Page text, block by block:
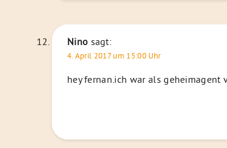
Nino sagt:
4. April 2017 um 15:00 Uhr
hey fernan.ich war als geheimagent